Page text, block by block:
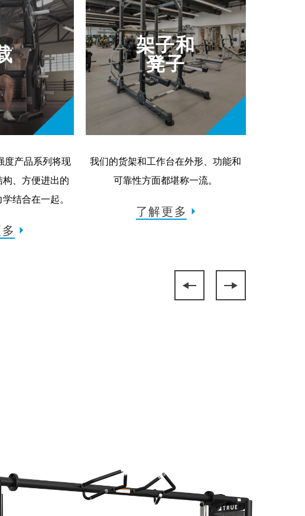
产品系列将现
、方便进出的
结合在一起。
架子和
凳子
我们的货架和工作台在外形、功能和
可靠性方面都堪称一流。
了解更多